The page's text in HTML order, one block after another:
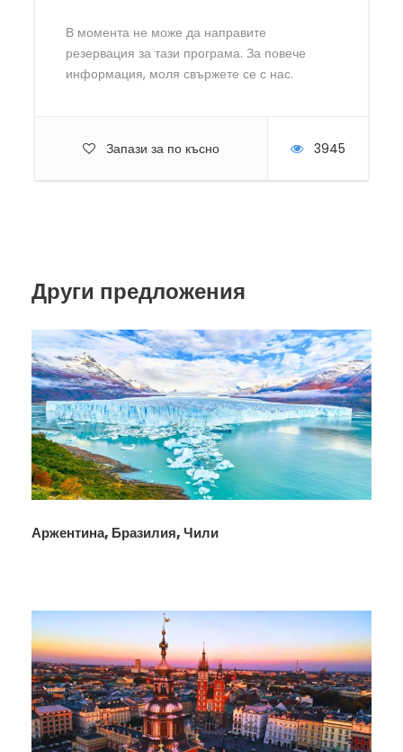
В момента не може да направите
резервация за тази програма. За повече
информация, моля свържете се с нас.
Запази за по късно 3945
Други предложения
Аржентина, Бразилия, Чили